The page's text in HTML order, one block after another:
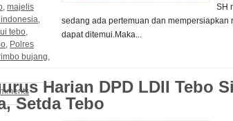
majelis
tebo
Polres
bujang
SH
sedang ada pertemuan dan
dapat ditemui.Maka...
Harian DPD LDII Tebo
Setda Tebo